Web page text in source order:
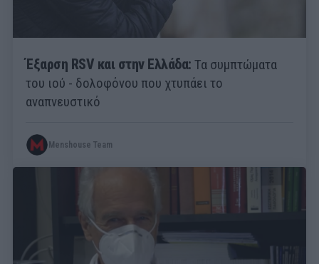
Έξαρση RSV και στην Ελλάδα: Τα συμπτώματα
του ιού - δολοφόνου που χτυπάει το
αναπνευστικό
Menshouse Team